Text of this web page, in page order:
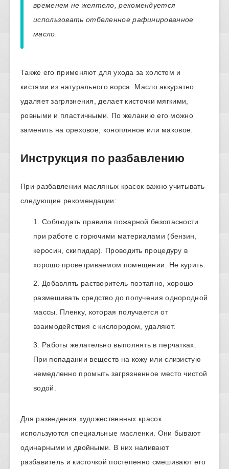
временем не желтело, рекомендуется
использовать отбеленное рафинированное
масло.
Также его применяют для ухода за холстом и
кистями из натурального ворса. Масло аккуратно
удаляет загрязнения, делает кисточки мягкими,
ровными и пластичными. По желанию его можно
заменить на ореховое, конопляное или маковое.
Инструкция по разбавлению
При разбавлении масляных красок важно учитывать
следующие рекомендации:
Соблюдать правила пожарной безопасности
при работе с горючими материалами (бензин,
керосин, скипидар). Проводить процедуру в
хорошо проветриваемом помещении. Не курить.
Добавлять растворитель поэтапно, хорошо
размешивать средство до получения однородной
массы. Пленку, которая получается от
взаимодействия с кислородом, удаляют.
Работы желательно выполнять в перчатках.
При попадании веществ на кожу или слизистую
немедленно промыть загрязненное место чистой
водой.
Для разведения художественных красок
используются специальные масленки. Они бывают
одинарными и двойными. В них наливают
разбавитель и кисточкой постепенно смешивают его